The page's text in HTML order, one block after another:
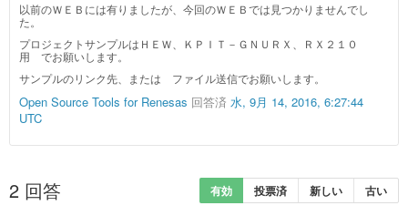
以前のＷＥＢには有りましたが、今回のＷＥＢでは見つかりませんでし
た。
プロジェクトサンプルはＨＥＷ、ＫＰＩＴ－ＧＮＵＲＸ、ＲＸ２１０
用 でお願いします。
サンプルのリンク先、または ファイル送信でお願いします。
Open Source Tools for Renesas 回答済 水, 9月 14, 2016, 6:27:44
UTC
2 回答 有効 投票済 新しい 古い